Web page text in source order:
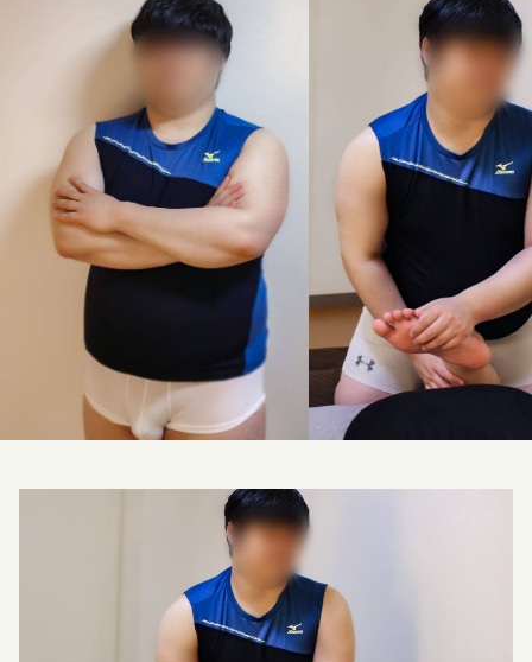
料金改定のお知らせ